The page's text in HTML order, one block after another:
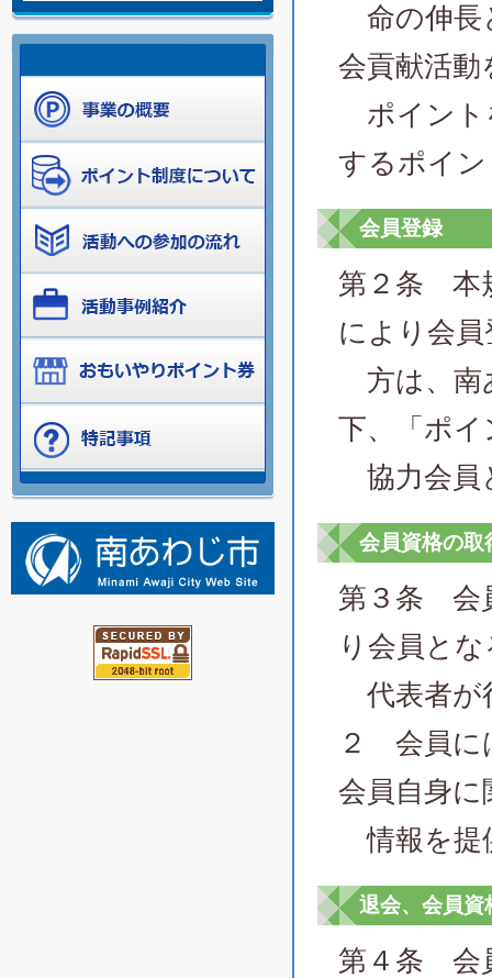
命の伸長
会貢献活動
ポイント
するポイ
会員登録
第２条 本
により会
方は、南
下、「ポ
協力会員
会員資格の取
第３条 会
り会員と
代表者が
２ 会員に
会員自身
情報を提
退会、会員資
第４条 会